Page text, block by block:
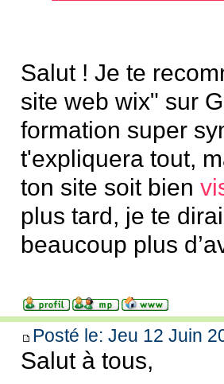
Salut ! Je te
site web wix" sur
formation super
t'expliquera tout,
ton site soit bien
plus tard, je te
beaucoup plus
Posté le: Jeu 12 Juin
Salut à tous,